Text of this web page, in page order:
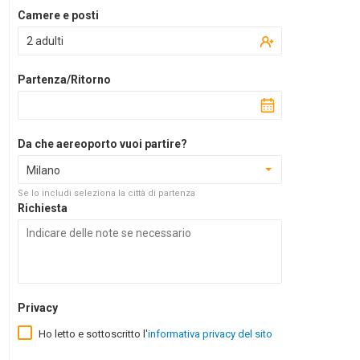
Camere e posti
2 adulti
Partenza/Ritorno
Da che aereoporto vuoi partire?
Milano
Se lo includi seleziona la città di partenza
Richiesta
Privacy
Ho letto e sottoscritto l'informativa privacy del sito